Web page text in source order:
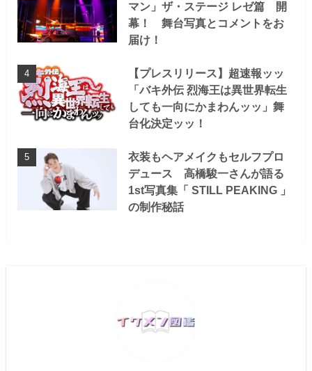
マン」ザ・ステージ レゼ篇 開
幕！ 舞台写真とコメントをお
届け！
【プレスリリース】超速報ッッ
「バキ外伝 烈海王は異世界転生
しても一向にかまわんッッ」舞
台化決定ッッ！
衣装もヘアメイクもセルフプロ
デュース 高橋駿一さんが語る
1st写真集「 STILL PEAKING 」
の制作秘話